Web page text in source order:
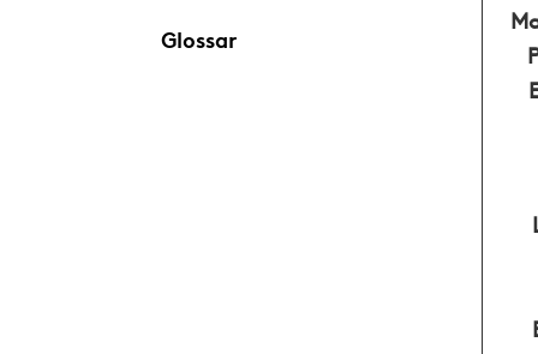
Glossar